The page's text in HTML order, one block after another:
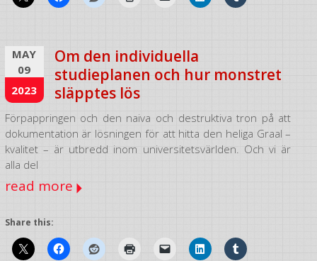
MAY
09
2023
Om den individuella
studieplanen och hur monstret
släpptes lös
Förpappringen och den naiva och destruktiva tron på att
dokumentation är lösningen för att hitta den heliga Graal –
kvalitet – är utbredd inom universitetsvärlden. Och vi är
alla del
read more
Share this: